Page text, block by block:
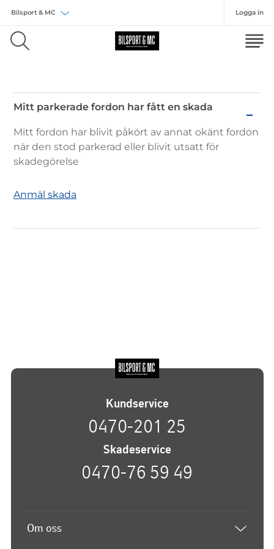
Välj försäkring
Logga in
Mitt parkerade fordon har fått en skada
Mitt
parkerade
fordon
fått
Mitt fordon har blivit påkört av annat okänt fordon
när den stod parkerad eller blivit utsatt för
skadegörelse
Anmäl skada
Kundservice
0470-201 25
Skadeservice
0470-76 59 49
Om oss